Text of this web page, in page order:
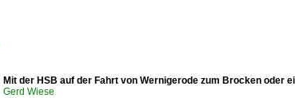
Mit der HSB auf der Fahrt von Wernigerode zum Brocken oder
Gerd Wiese